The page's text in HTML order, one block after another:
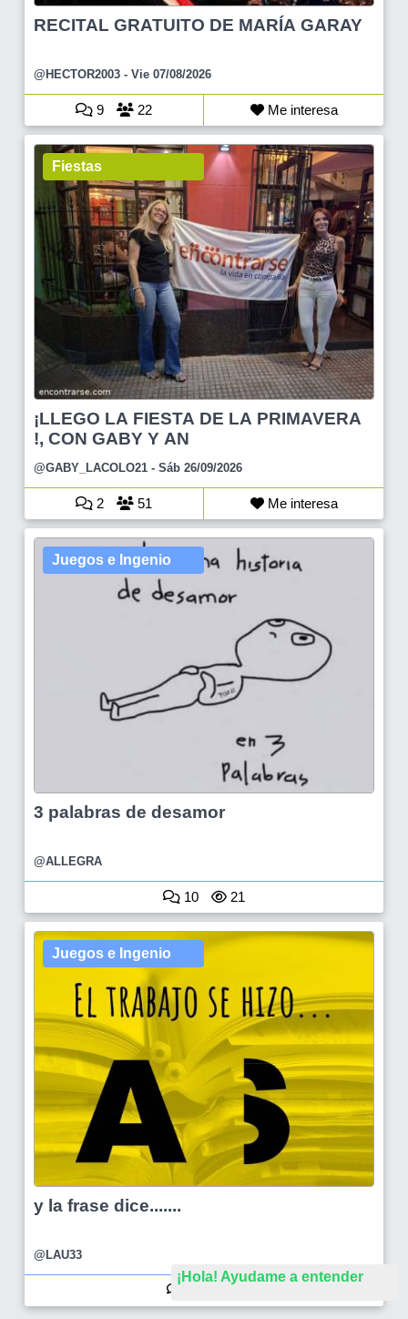
¡Hola! Ayudame a entender
RECITAL GRATUITO DE MARÍA GARAY
@HECTOR2003 - Vie 07/08/2026
9 22 Me interesa
Fiestas
¡LLEGO LA FIESTA DE LA PRIMAVERA
!, CON GABY Y AN
@GABY_LACOLO21 - Sáb 26/09/2026
2 51 Me interesa
Juegos e Ingenio
3 palabras de desamor
@ALLEGRA
10 21
Juegos e Ingenio
y la frase dice.......
@LAU33